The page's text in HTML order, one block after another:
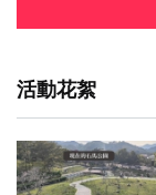
活動花絮